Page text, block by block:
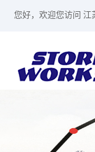
您好，欢迎您访问 江